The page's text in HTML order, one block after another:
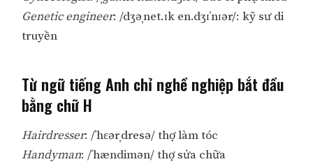
Genetic engineer: /dʒəˌnet.ɪk en.dʒɪˈnɪər/: kỹ sư di
truyền
Từ ngữ tiếng Anh chỉ nghề nghiệp bắt đầu
bằng chữ H
Hairdresser: /ˈhɛərˌdresə/ thợ làm tóc
Handyman: /ˈhændimən/ thợ sửa chữa